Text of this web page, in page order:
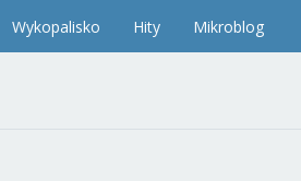
Wykopalisko Hity Mikroblog